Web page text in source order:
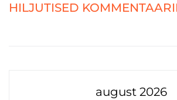
HILJUTISED
august 2026